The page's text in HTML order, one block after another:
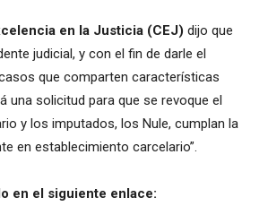
en la Justicia (CEJ) dijo que
judicial, y con el fin de darle el
que comparten características
una solicitud para que se revoque el
y los imputados, los Nule, cumplan la
en establecimiento carcelario”.
en el siguiente enlace: